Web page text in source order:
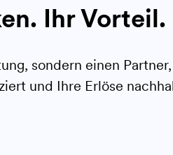
Ihr Vorteil.
sondern einen
und Ihre Erlöse